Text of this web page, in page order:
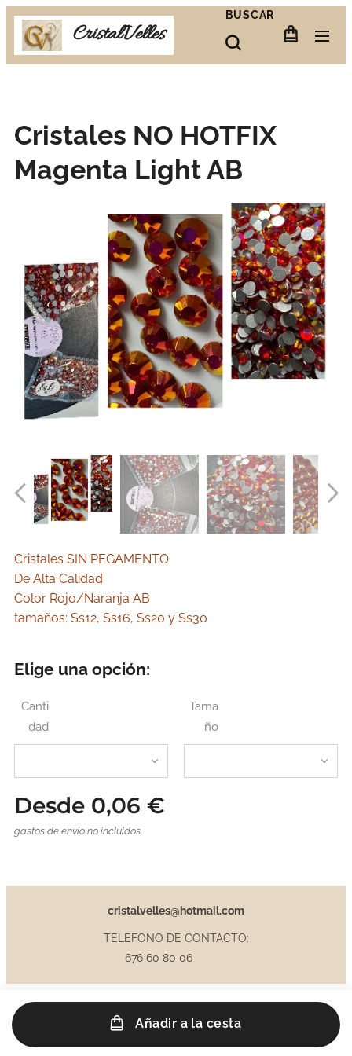
CristalVelles
BUSCAR
Cristales NO HOTFIX
Magenta Light AB
Cristales SIN PEGAMENTO
De Alta Calidad
Color Rojo/Naranja AB
tamaños: Ss12, Ss16, Ss20 y Ss30
Elige una opción:
Canti
dad
Tama
ño
Desde 0,06 €
gastos de envío no incluidos
Añadir a la cesta
cristalvelles@hotmail.com
TELEFONO DE CONTACTO:
676 60 80 06